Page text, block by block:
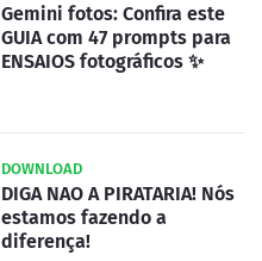
Gemini fotos: Confira este
GUIA com 47 prompts para
ENSAIOS fotográficos ✨
DOWNLOAD
DIGA NAO A PIRATARIA! Nós
estamos fazendo a
diferença!